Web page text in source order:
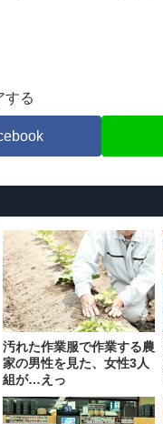
する
汚れた作業服で作業する農
家の男性を見た、女性3人
組が…えっ